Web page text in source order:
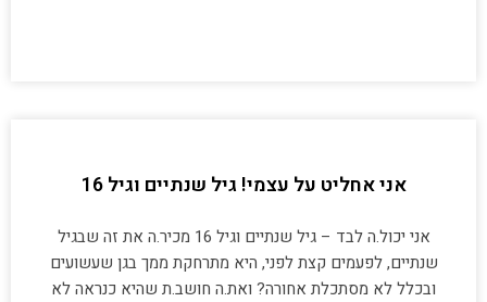
אני אחליט על עצמי! גיל שנתיים וגיל 16
אני יכול.ה לבד – גיל שנתיים וגיל 16 מכיר.ה את זה שבגיל
שנתיים, לפעמים קצת לפני, היא מתרחקת ממך בגן שעשועים
ובכלל לא מסתכלת אחורה? ואת.ה חושב.ת שהיא כנראה לא